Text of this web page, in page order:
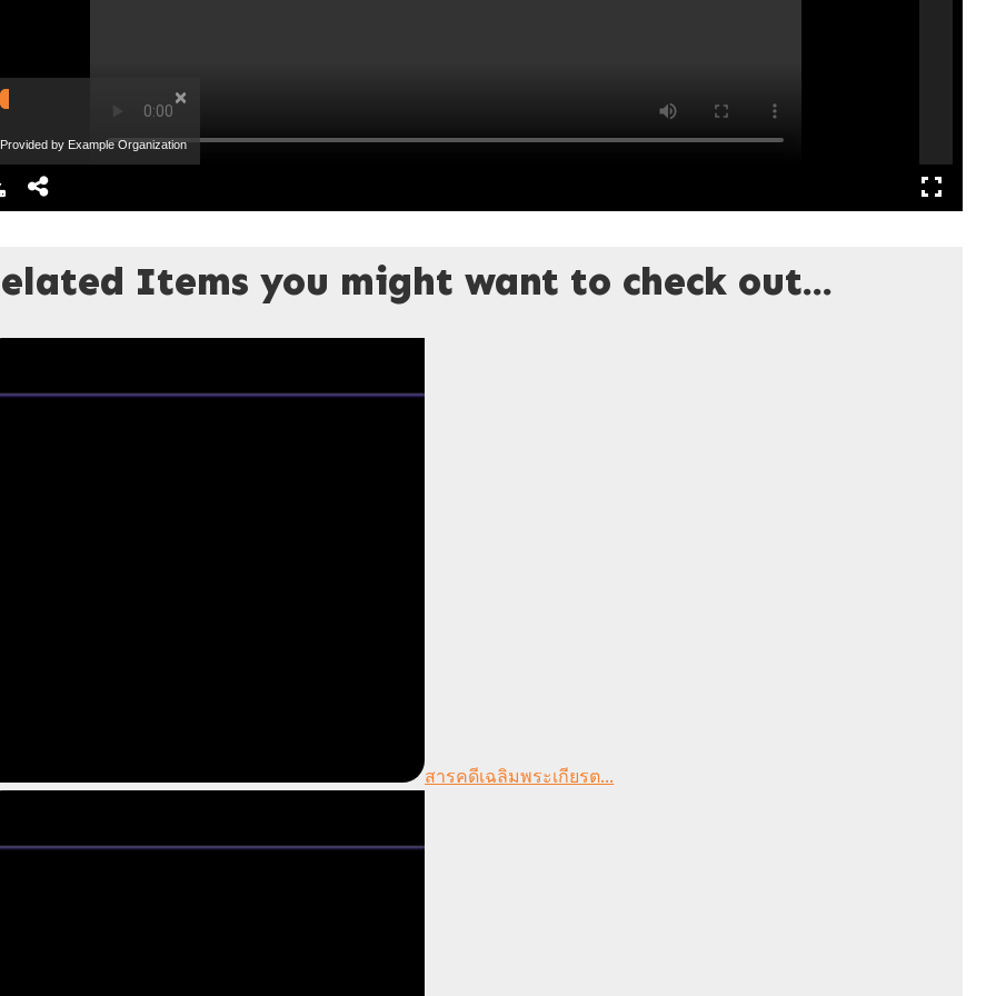
×
Provided by Example Organization
Items you might want to check out...
สารคดีเฉลิมพระเกียรต...